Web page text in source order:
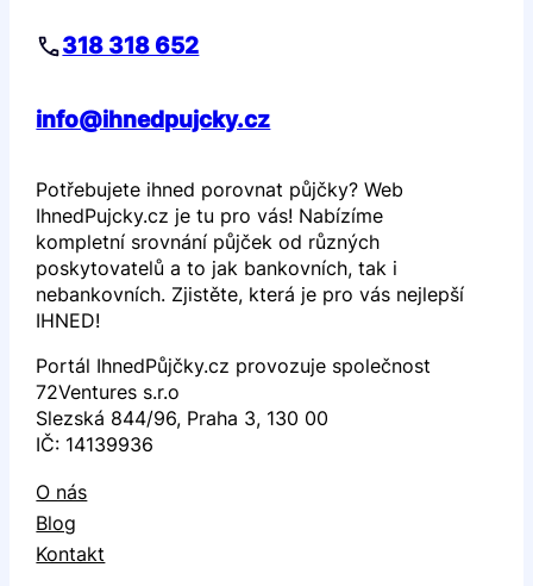
318 318 652
info@ihnedpujcky.cz
Potřebujete ihned porovnat půjčky? Web
IhnedPujcky.cz je tu pro vás! Nabízíme
kompletní srovnání půjček od různých
poskytovatelů a to jak bankovních, tak i
nebankovních. Zjistěte, která je pro vás nejlepší
IHNED!
Portál IhnedPůjčky.cz provozuje společnost
72Ventures s.r.o
Slezská 844/96, Praha 3, 130 00
IČ: 14139936
O nás
Blog
Kontakt